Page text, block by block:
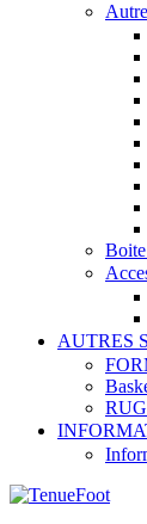
AUTRES